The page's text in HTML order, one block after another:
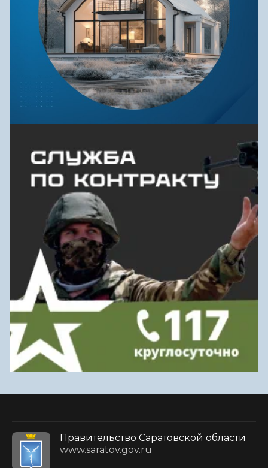
Правительство Саратовской области
www.saratov.gov.ru